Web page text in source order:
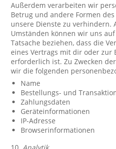
Außerdem verarbeiten wir
Betrug und andere Formen
unsere Dienste zu verhindern.
Umständen können wir uns
Tatsache beziehen, dass die
eines Vertrags mit dir oder zur
erforderlich ist. Zu Zwecken
wir die folgenden
Name
Bestellungs- und
Zahlungsdaten
Geräteinformationen
IP-Adresse
Browserinformationen